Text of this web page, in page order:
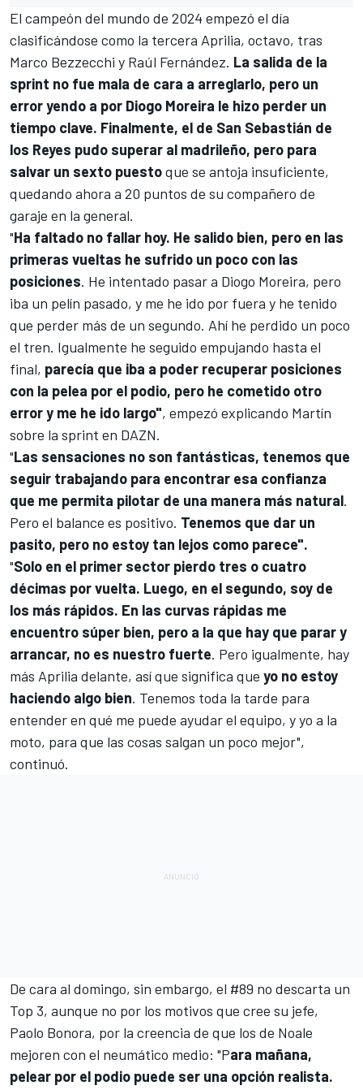
El campeón del mundo de 2024 empezó el día
clasificándose como la tercera Aprilia, octavo, tras
Marco Bezzecchi y Raúl Fernández. La salida de la
sprint no fue mala de cara a arreglarlo, pero un
error yendo a por Diogo Moreira le hizo perder un
tiempo clave. Finalmente, el de San Sebastián de
los Reyes pudo superar al madrileño, pero para
salvar un sexto puestoque se antoja insuficiente,
quedando ahora a 20 puntos de su compañero de
garaje en la general.
"Ha faltado no fallar hoy. He salido bien, pero en las
primeras vueltas he sufrido un poco con las
posiciones. He intentado pasar a Diogo Moreira, pero
iba un pelín pasado, y me he ido por fuera y he tenido
que perder más de un segundo. Ahí he perdido un poco
el tren. Igualmente he seguido empujando hasta el
final, parecía que iba a poder recuperar posiciones
con la pelea por el podio, pero he cometido otro
error y me he ido largo", empezó explicando Martín
sobre la sprint en DAZN.
"Las sensaciones no son fantásticas, tenemos que
seguir trabajando para encontrar esa confianza
que me permita pilotar de una manera más natural.
Pero el balance es positivo. Tenemos que dar un
pasito, pero no estoy tan lejos como parece".
"Solo en el primer sector pierdo tres o cuatro
décimas por vuelta. Luego, en el segundo, soy de
los más rápidos. En las curvas rápidas me
encuentro súper bien, pero a la que hay que parar y
arrancar, no es nuestro fuerte. Pero igualmente, hay
más Aprilia delante, así que significa que yo no estoy
haciendo algo bien. Tenemos toda la tarde para
entender en qué me puede ayudar el equipo, y yo a la
moto, para que las cosas salgan un poco mejor",
continuó.
De cara al domingo, sin embargo, el #89 no descarta un
Top 3, aunque no por los motivos que cree su jefe,
Paolo Bonora, por la creencia de que los de Noale
mejoren con el neumático medio: "Para mañana,
pelear por el podio puede ser una opción realista.